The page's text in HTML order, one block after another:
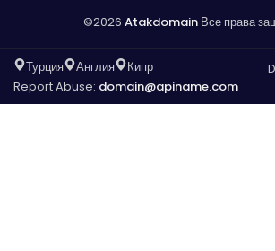
©2026 AtakdomainВсе права
Турция Англия
Кипр
Report Abuse: domain@apiname.com